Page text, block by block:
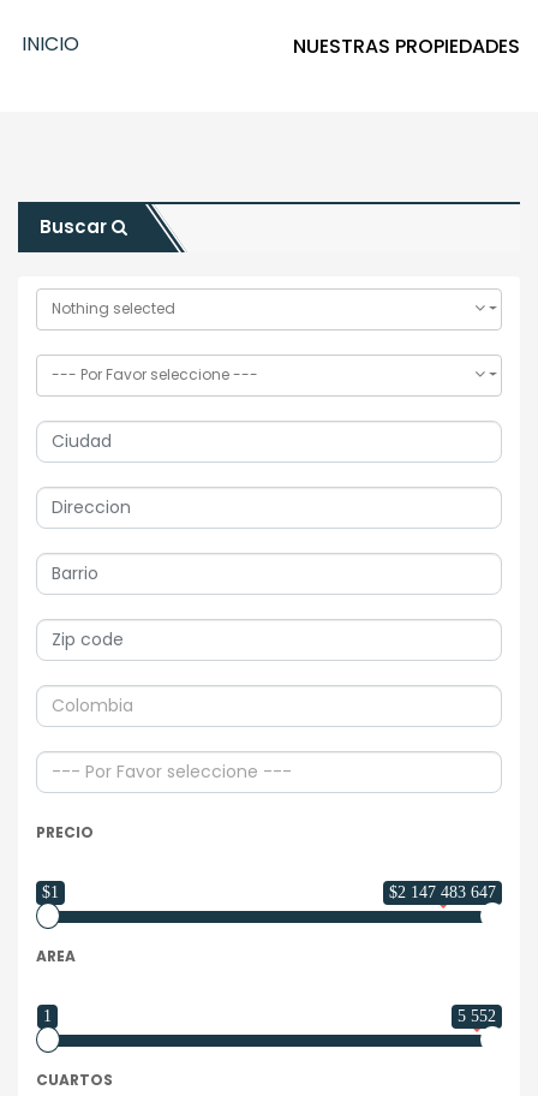
INICIO NUESTRAS PROPIEDADES
Buscar
Nothing selected
--- Por Favor seleccione ---
PRECIO
$1 $2 147 483 647
AREA
1 5 552
CUARTOS